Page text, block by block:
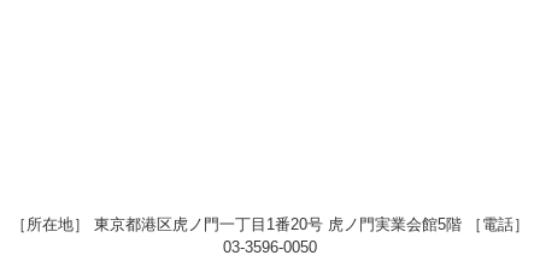
［所在地］ 東京都港区虎ノ門一丁目1番20号 虎ノ門実業会館5階 ［電話］
03-3596-0050